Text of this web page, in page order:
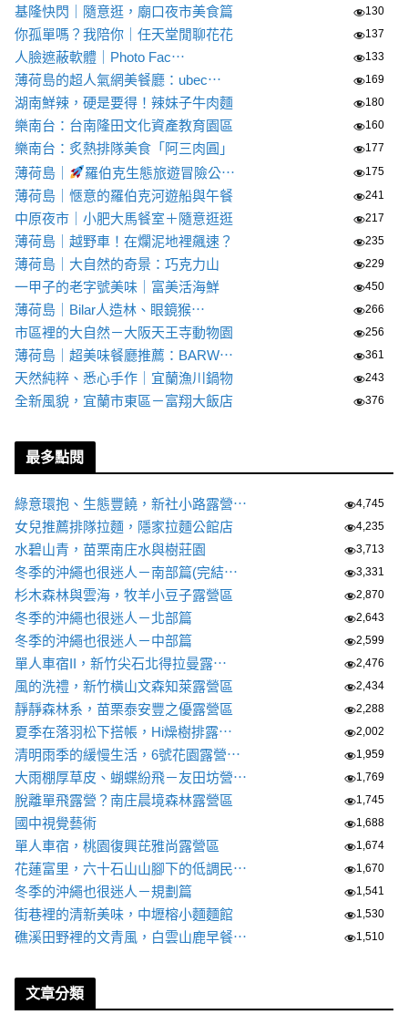
基隆快閃｜隨意逛，廟口夜市美食篇 130
你孤單嗎？我陪你｜任天堂閒聊花花 137
人臉遮蔽軟體｜Photo Fac⋯ 133
薄荷島的超人氣網美餐廳：ubec⋯ 169
湖南鮮辣，硬是要得！辣妹子牛肉麵 180
樂南台：台南隆田文化資產教育園區 160
樂南台：炙熱排隊美食「阿三肉圓」 177
薄荷島｜ 羅伯克生態旅遊冒險公⋯ 175
薄荷島｜愜意的羅伯克河遊船與午餐 241
中原夜市｜小肥大馬餐室＋隨意逛逛 217
薄荷島｜越野車！在爛泥地裡飆速？ 235
薄荷島｜大自然的奇景：巧克力山 229
一甲子的老字號美味｜富美活海鮮 450
薄荷島｜Bilar人造林、眼鏡猴⋯ 266
市區裡的大自然－大阪天王寺動物園 256
薄荷島｜超美味餐廳推薦：BARW⋯ 361
天然純粹、悉心手作｜宜蘭漁川鍋物 243
全新風貌，宜蘭市東區－富翔大飯店 376
最多點閱
綠意環抱、生態豐饒，新社小路露營⋯ 4,745
女兒推薦排隊拉麵，隱家拉麵公館店 4,235
水碧山青，苗栗南庄水與樹莊園 3,713
冬季的沖繩也很迷人－南部篇(完結⋯ 3,331
杉木森林與雲海，牧羊小豆子露營區 2,870
冬季的沖繩也很迷人－北部篇 2,643
冬季的沖繩也很迷人－中部篇 2,599
單人車宿II，新竹尖石北得拉曼露⋯ 2,476
風的洗禮，新竹橫山文森知萊露營區 2,434
靜靜森林系，苗栗泰安豐之優露營區 2,288
夏季在落羽松下搭帳，Hi燥樹排露⋯ 2,002
清明雨季的緩慢生活，6號花園露營⋯ 1,959
大雨棚厚草皮、蝴蝶紛飛－友田坊營⋯ 1,769
脫離單飛露營？南庄晨境森林露營區 1,745
國中視覺藝術 1,688
單人車宿，桃園復興芘雅尚露營區 1,674
花蓮富里，六十石山山腳下的低調民⋯ 1,670
冬季的沖繩也很迷人－規劃篇 1,541
街巷裡的清新美味，中壢榕小麵麵館 1,530
礁溪田野裡的文青風，白雲山鹿早餐⋯ 1,510
文章分類